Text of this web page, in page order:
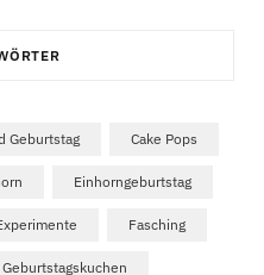
Geburtstag Cake Pops
Einhorngeburtstag
Fasching
Geburtstagskuchen